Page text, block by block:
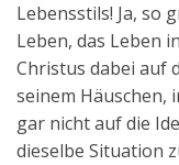
Lebensstils! Ja, so
Leben, das Leben
Christus dabei auf
seinem Häuschen,
gar nicht auf die
dieselbe Situation